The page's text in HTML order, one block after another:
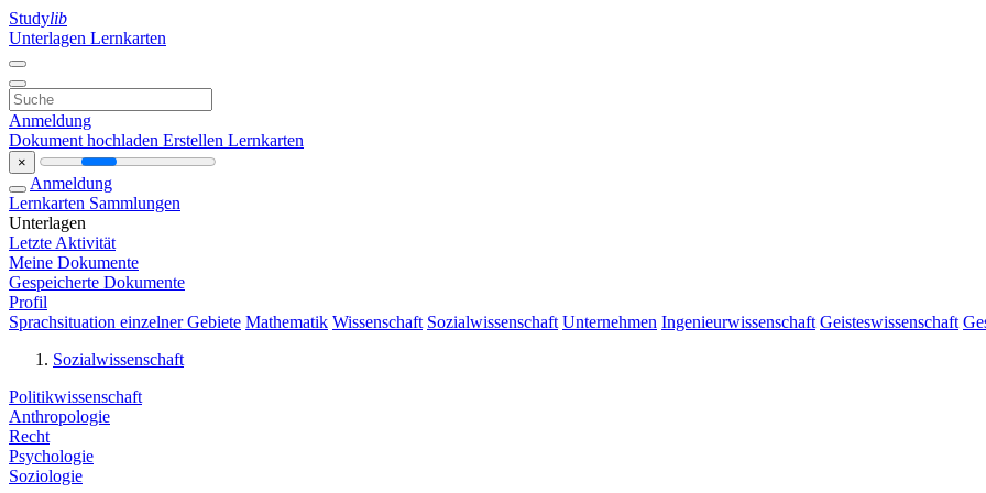
Studylib
Unterlagen Lernkarten
Anmeldung
Dokument hochladen Erstellen Lernkarten
×
Anmeldung
Lernkarten Sammlungen
Unterlagen
Letzte Aktivität
Meine Dokumente
Gespeicherte Dokumente
Profil
Sprachsituation einzelner Gebiete Mathematik Wissenschaft Sozialwissenschaft Unternehmen Ingenieurwissenschaft Geisteswissenschaft
Sozialwissenschaft
Politikwissenschaft
Anthropologie
Recht
Psychologie
Soziologie